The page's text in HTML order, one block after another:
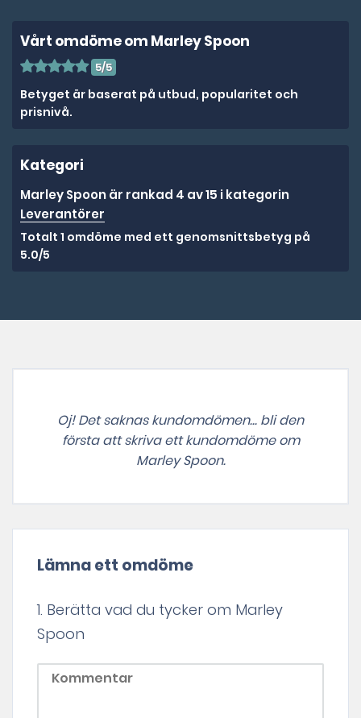
Vårt omdöme om Marley Spoon
5/5
Betyget är baserat på utbud, popularitet och
prisnivå.
Kategori
Marley Spoon är rankad 4 av 15 i kategorin
Leverantörer
Totalt 1 omdöme med ett genomsnittsbetyg på
5.0/5
Oj! Det saknas kundomdömen... bli den
första att skriva ett kundomdöme om
Marley Spoon.
Lämna ett omdöme
1. Berätta vad du tycker om Marley
Spoon